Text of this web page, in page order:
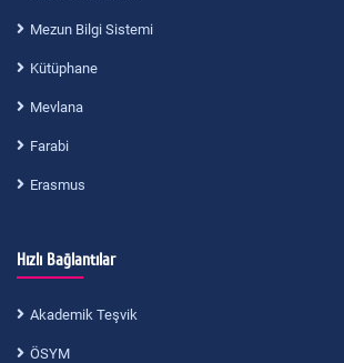
Mezun Bilgi Sistemi
Kütüphane
Mevlana
Farabi
Erasmus
Hızlı Bağlantılar
Akademik Teşvik
ÖSYM